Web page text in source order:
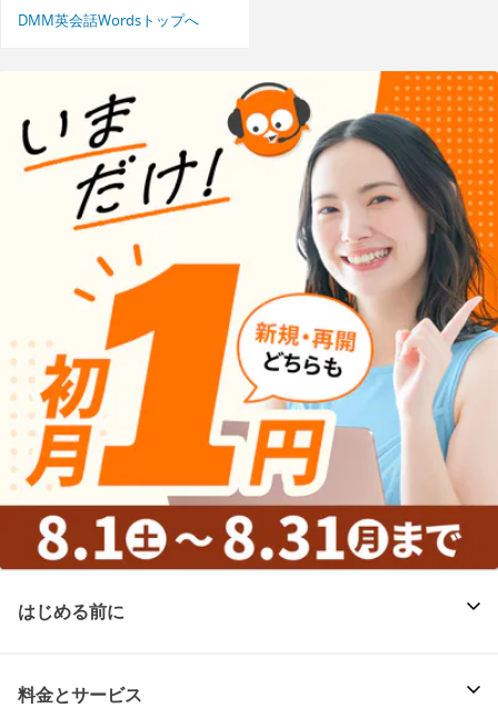
DMM英会話Wordsトップへ
はじめる前に
料金とサービス